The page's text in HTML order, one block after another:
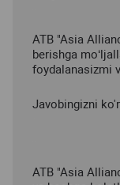
ATB "Asia
berishga
foydalanasizmi
Javobingizni
ATB "Asia